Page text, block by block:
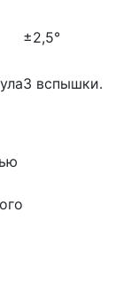
±2,5°
3 вспышки.